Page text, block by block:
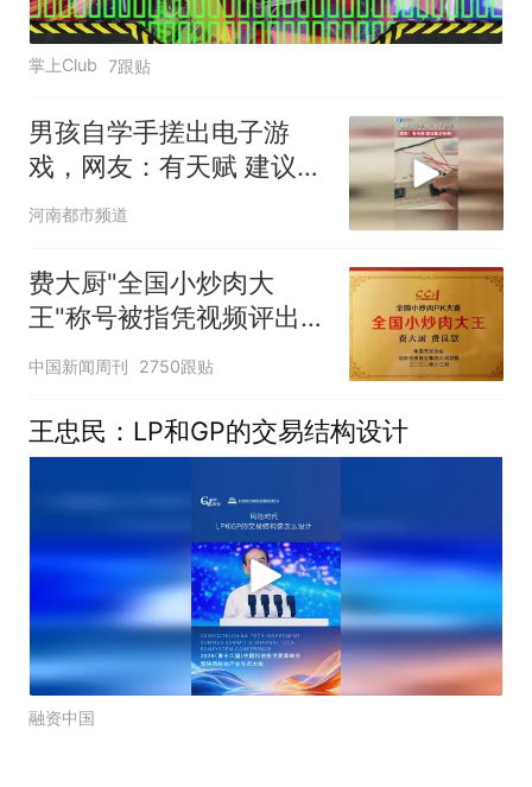
掌上Club 7跟贴
男孩自学手搓出电子游
戏，网友：有天赋 建议重
点培养！
河南都市频道
费大厨"全国小炒肉大
王"称号被指凭视频评出
官方回应
中国新闻周刊 2750跟贴
王忠民：LP和GP的交易结构设计
融资中国